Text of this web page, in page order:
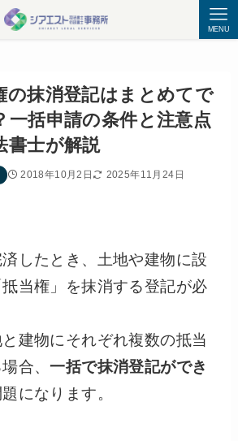
MENU
の抹消登記はまとめてで
一括申請の条件と注意点
書士が解説
2018年10月2日 2025年11月24日
したとき、土地や建物に設
当権」を抹消する登記が必
建物にそれぞれ複数の抵当
合、一括で抹消登記ができ
になります。